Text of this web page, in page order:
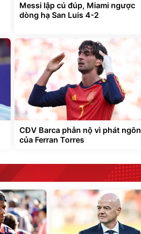
Messi lập cú đúp, Miami ngược
dòng hạ San Luis 4-2
CĐV Barca phẫn nộ vì phát ngôn
của Ferran Torres